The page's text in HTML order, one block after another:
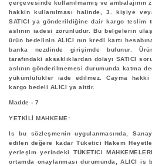
çerçevesinde kullanılmamış ve ambalajının
hakkin kullanılması halinde, 3. kişiye
SATICI ya gönderildiğine dair kargo teslim
aslının iadesi zorunludur. Bu belgelerin
ürün bedelinin ALICI nın kredi kartı
banka nezdinde girişimde bulunur.
tarafındaki aksaklıklardan dolayı SATICI
aslının gönderilmemesi durumunda katma
yükümlülükler iade edilmez. Cayma
kargo bedeli ALICI ya aittir.
Madde - 7
YETKİLİ MAHKEME:
Is bu sözleşmenin uygulanmasında,
edilen değere kadar Tüketici Hakem
yerleşim yerindeki TÜKETICI
ortamda onaylanması durumunda, ALICI is